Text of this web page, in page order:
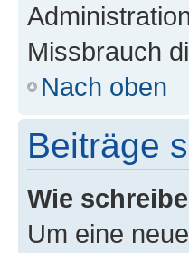
Missbrauch
Nach oben
Beiträge
Wie
Um eine